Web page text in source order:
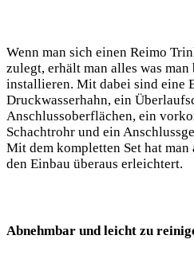
Wenn man sich einen Reimo
zulegt, erhält man alles was
installieren. Mit dabei sind eine
Druckwasserhahn, ein
Anschlussoberflächen, ein
Schachtrohr und ein
Mit dem kompletten Set hat man
den Einbau überaus erleichtert.
Abnehmbar und leicht zu